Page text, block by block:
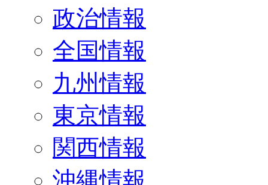
政治情報
全国情報
九州情報
東京情報
関西情報